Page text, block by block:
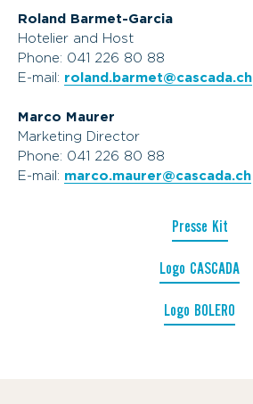
Roland Barmet-Garcia
Hotelier and Host
Phone: 041 226 80 88
E-mail: roland.barmet@cascada.ch
Marco Maurer
Marketing Director
Phone: 041 226 80 88
E-mail: marco.maurer@cascada.ch
Presse Kit
Logo CASCADA
Logo BOLERO